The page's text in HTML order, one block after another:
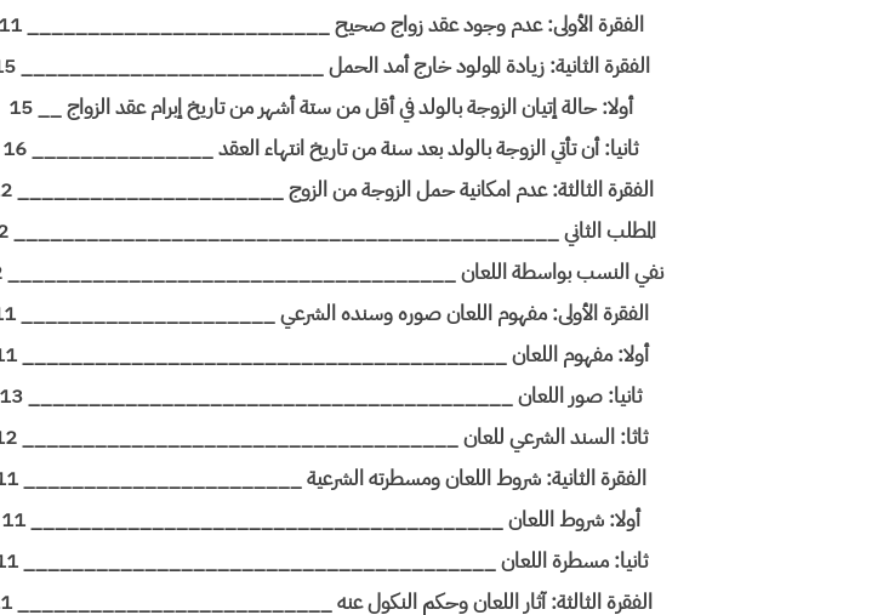
الفقرة الأولى: عدم وجود عقد زواج صحيح _________________________ 11
الفقرة الثانية: زيادة المولود خارج أمد الحمل _________________________ 15
أولا: حالة إتيان الزوجة بالولد في أقل من ستة أشهر من تاريخ إبرام عقد الزواج __ 15
ثانيا: أن تأتي الزوجة بالولد بعد سنة من تاريخ انتهاء العقد _______________ 16
الفقرة الثالثة: عدم امكانية حمل الزوجة من الزوج ______________________ 12
المطلب الثاني _____________________________________________ 42
نفي النسب بواسطة اللعان _____________________________________ 42
الفقرة الأولى: مفهوم اللعان صوره وسنده الشرعي _____________________ 11
أولا: مفهوم اللعان ________________________________________ 11
ثانيا: صور اللعان ________________________________________ 13
ثاثا: السند الشرعي للعان ____________________________________ 12
الفقرة الثانية: شروط اللعان ومسطرته الشرعية _______________________ 11
أولا: شروط اللعان _______________________________________ 11
ثانيا: مسطرة اللعان _______________________________________ 11
الفقرة الثالثة: آثار اللعان وحكم النكول عنه __________________________ 11